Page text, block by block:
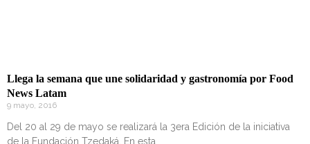
Llega la semana que une solidaridad y gastronomía por Food
News Latam
9 mayo, 2016
Del 20 al 29 de mayo se realizará la 3era Edición de la iniciativa
de la Fundación Tzedaká. En esta